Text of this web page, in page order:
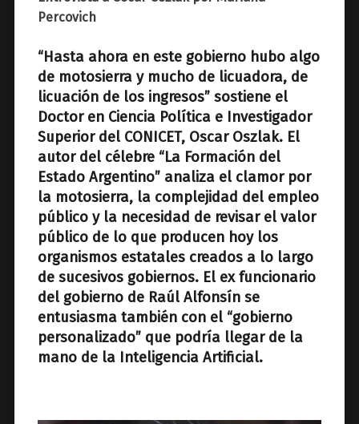
z
Percovich
“Hasta ahora en este gobierno hubo algo
de motosierra y mucho de licuadora, de
licuación de los ingresos” sostiene el
Doctor en Ciencia Política e Investigador
Superior del CONICET, Oscar Oszlak. El
autor del célebre “La Formación del
Estado Argentino” analiza el clamor por
la motosierra, la complejidad del empleo
público y la necesidad de revisar el valor
público de lo que producen hoy los
organismos estatales creados a lo largo
de sucesivos gobiernos. El ex funcionario
del gobierno de Raúl Alfonsín se
entusiasma también con el “gobierno
personalizado” que podría llegar de la
mano de la Inteligencia Artificial.